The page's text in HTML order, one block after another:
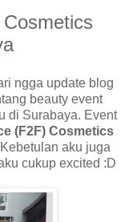
ngga update blog
beauty event
di Surabaya. Event
(F2F) Cosmetics
aku juga
cukup excited :D